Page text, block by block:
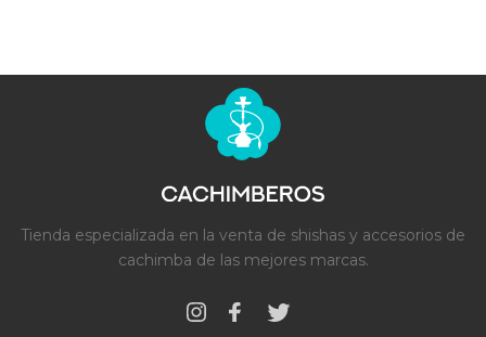
Tienda especializada en la venta de shishas y accesorios de
cachimba de las mejores marcas.